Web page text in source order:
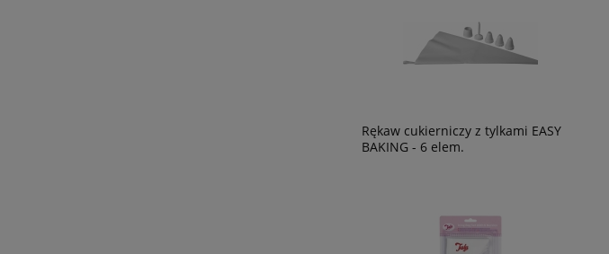
Rękaw cukierniczy z tylkami EASY
BAKING - 6 elem.